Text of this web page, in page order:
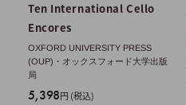
Ten International Cello
Encores
OXFORD UNIVERSITY PRESS
(OUP)・オックスフォード大学出版
局
販
5,398円 (税込)